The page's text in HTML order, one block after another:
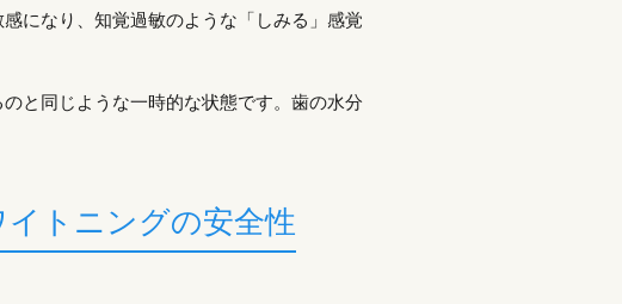
になり、知覚過敏のような「しみる」感覚
と同じような一時的な状態です。歯の水分
トニングの安全性